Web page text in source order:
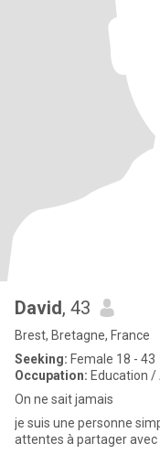
David, 43
Brest, Bretagne, France
Seeking: Female 18 - 43
Occupation: Education
On ne sait jamais
je suis une personne
attentes à partager avec